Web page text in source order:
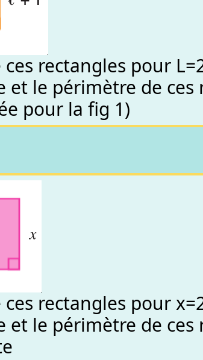
rectangles pour
et le périmètre de
pour la fig 1)
rectangles pour
le périmètre de